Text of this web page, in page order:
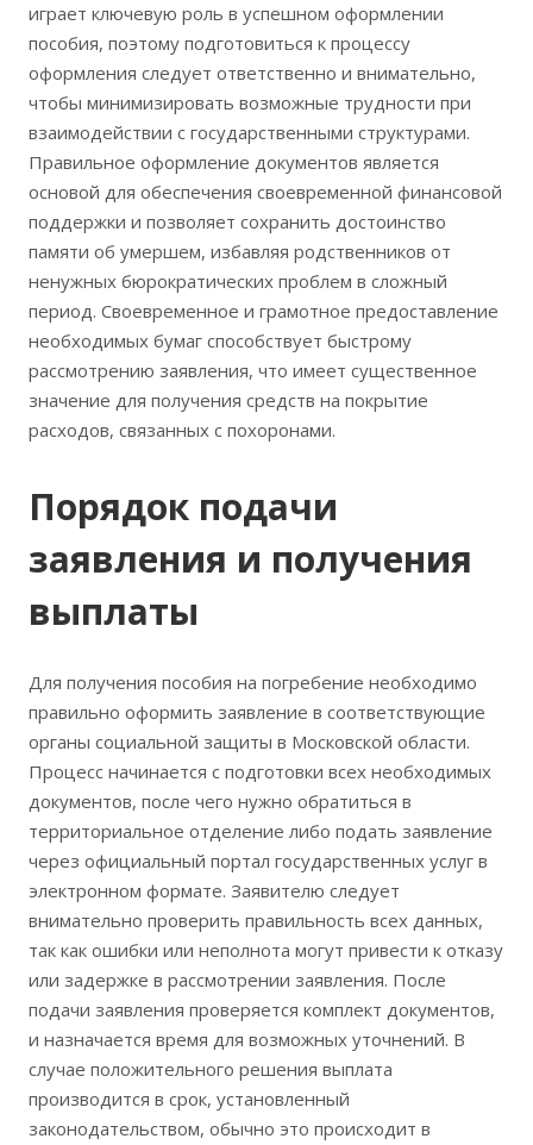
играет ключевую роль в успешном оформлении
пособия, поэтому подготовиться к процессу
оформления следует ответственно и внимательно,
чтобы минимизировать возможные трудности при
взаимодействии с государственными структурами.
Правильное оформление документов является
основой для обеспечения своевременной финансовой
поддержки и позволяет сохранить достоинство
памяти об умершем, избавляя родственников от
ненужных бюрократических проблем в сложный
период. Своевременное и грамотное предоставление
необходимых бумаг способствует быстрому
рассмотрению заявления, что имеет существенное
значение для получения средств на покрытие
расходов, связанных с похоронами.
Порядок подачи
заявления и получения
выплаты
Для получения пособия на погребение необходимо
правильно оформить заявление в соответствующие
органы социальной защиты в Московской области.
Процесс начинается с подготовки всех необходимых
документов, после чего нужно обратиться в
территориальное отделение либо подать заявление
через официальный портал государственных услуг в
электронном формате. Заявителю следует
внимательно проверить правильность всех данных,
так как ошибки или неполнота могут привести к отказу
или задержке в рассмотрении заявления. После
подачи заявления проверяется комплект документов,
и назначается время для возможных уточнений. В
случае положительного решения выплата
производится в срок, установленный
законодательством, обычно это происходит в